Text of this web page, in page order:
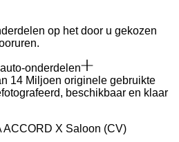
op het door u gekozen
onderdelen
14 Miljoen originele gebruikte
beschikbaar en klaar
ACCORD X Saloon (CV)